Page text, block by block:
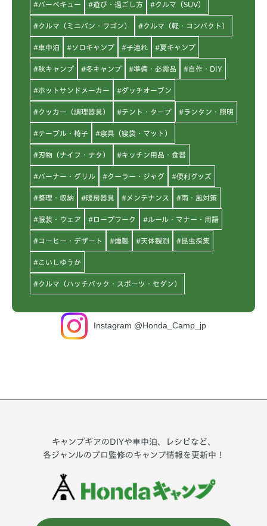
#バーベキュー #遊び・過ごし方 #クルマ（SUV）
#クルマ（ミニバン・ワゴン） #クルマ（軽・コンパクト）
#車中泊 #ソロキャンプ #子連れ #夏キャンプ
#秋キャンプ #冬キャンプ #準備・必需品 #自作・DIY
#ホットサンドメーカー #ダッチオーブン
#クッカー（調理器具） #テント・タープ #ランタン・照明
#テーブル・椅子 #寝具（寝袋・マット）
#刃物（ナイフ・ナタ） #キッチン用品・食器
#バーナー・グリル #クーラー・ジャグ #便利グッズ
#整理・収納 #暖房器具 #メンテナンス #雨・風対策
#服装・ウェア #ロープワーク #ルール・マナー・用語
#コーヒー・デザート #燻製 #天体観測 #昆虫採集
#こいしゆうか
#クルマ（ハッチバック・スポーツ・セダン）
Instagram @Honda_Camp_jp
キャンプギアのDIYや車中泊、レシピなど、
各ジャンルのプロ監修のキャンプ情報を更新中！